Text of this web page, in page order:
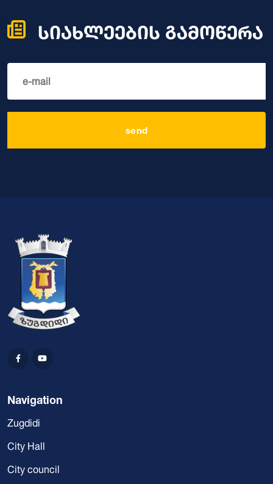
სიახლეების გამოწერა
send
Navigation
Zugdidi
City Hall
City council